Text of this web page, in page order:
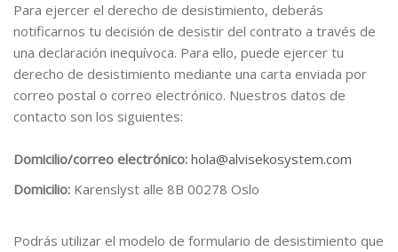
Para ejercer el derecho de desistimiento, deberás
notificarnos tu decisión de desistir del contrato a través de
una declaración inequívoca. Para ello, puede ejercer tu
derecho de desistimiento mediante una carta enviada por
correo postal o correo electrónico. Nuestros datos de
contacto son los siguientes:
Domicilio/correo electrónico: hola@alvisekosystem.com
Domicilio: Karenslyst alle 8B 00278 Oslo
Podrás utilizar el modelo de formulario de desistimiento que